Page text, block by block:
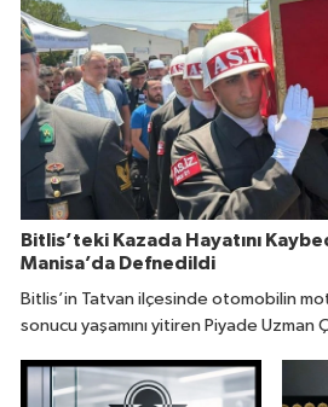
Bitlis’teki Kazada Hayatını
Manisa’da Defnedildi
Bitlis’in Tatvan ilçesinde otomobilin
sonucu yaşamını yitiren Piyade Uzman